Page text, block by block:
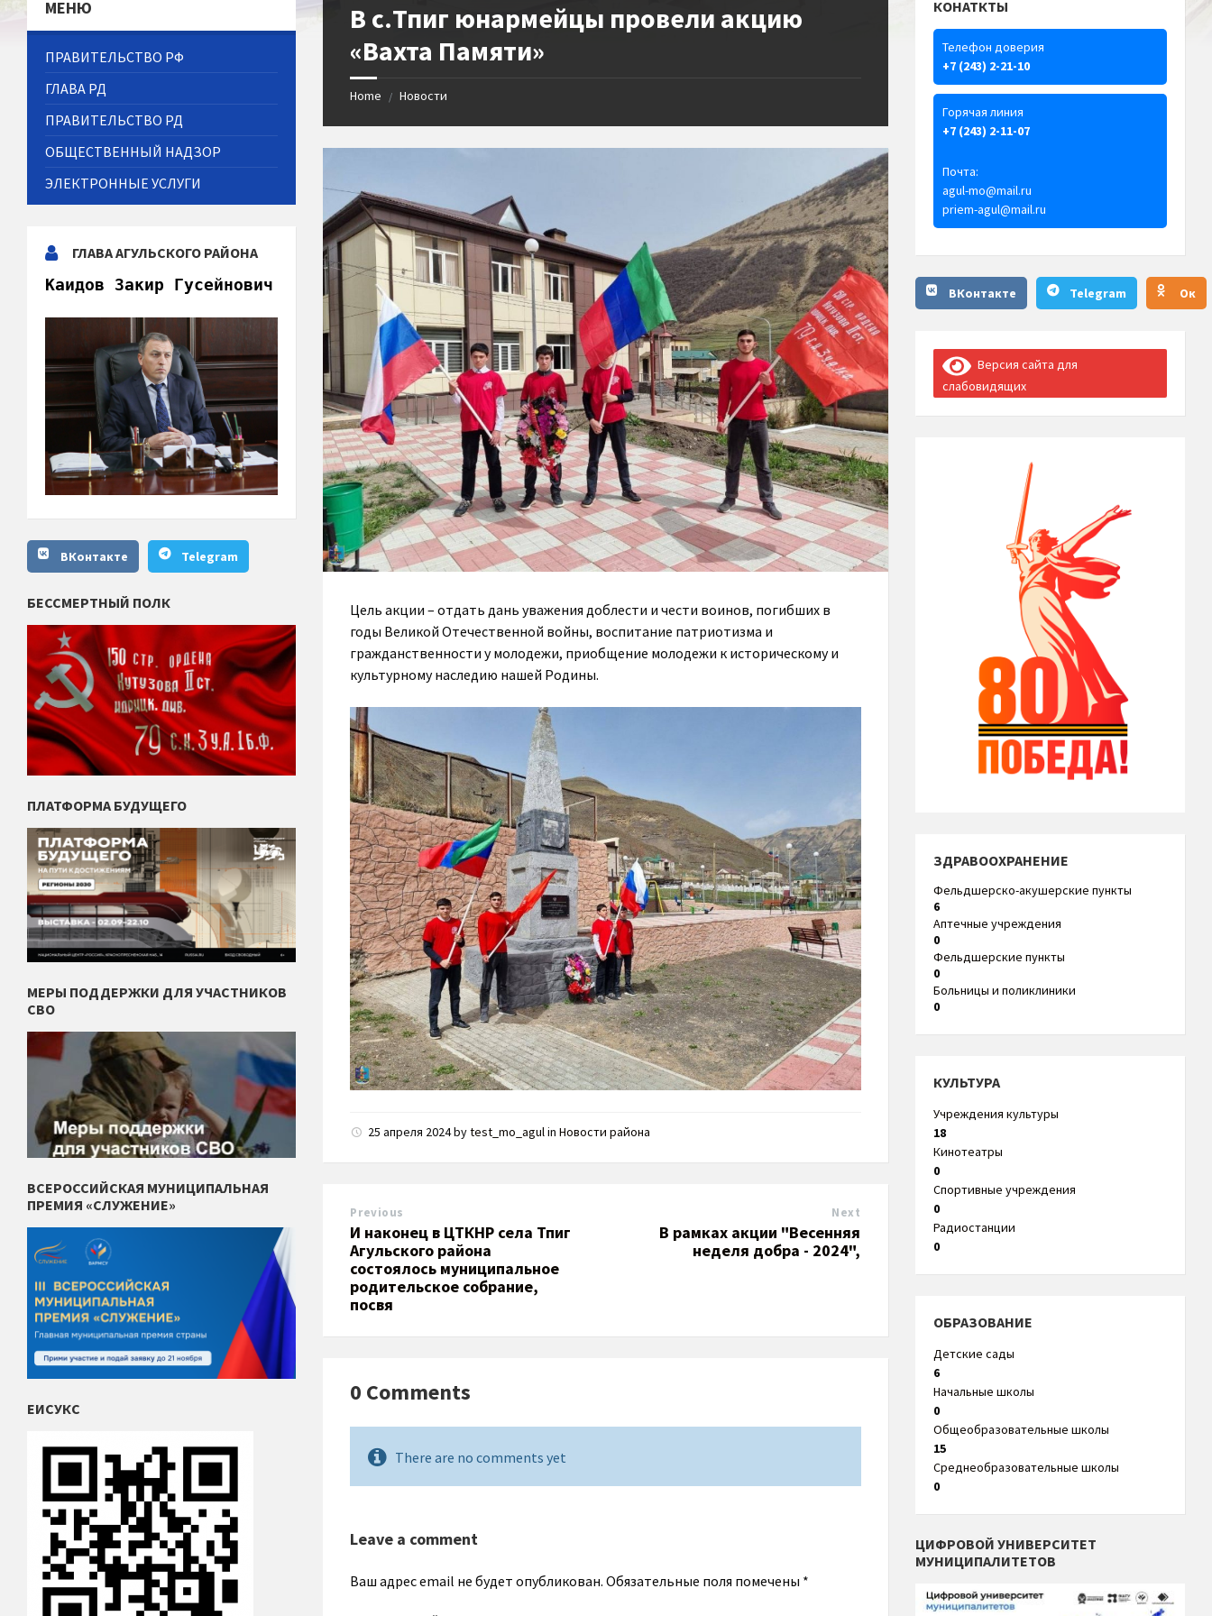
В с.Тпиг юнармейцы провели акцию
«Вахта Памяти»
Home / Новости
Цель акции – отдать дань уважения доблести и чести воинов, погибших в
годы Великой Отечественной войны, воспитание патриотизма и
гражданственности у молодежи, приобщение молодежи к историческому и
культурному наследию нашей Родины.
25 апреля 2024bytest_mo_agulinНовости района
Previous
И наконец в ЦТКНР села Тпиг
Агульского района
состоялось муниципальное
родительское собрание,
посвя
Next
В рамках акции "Весенняя
неделя добра - 2024",
0 Comments
There are no comments yet
Leave a comment
Ваш адрес email не будет опубликован. Обязательные поля помечены *
МЕНЮ
ПРАВИТЕЛЬСТВО РФ
ГЛАВА РД
ПРАВИТЕЛЬСТВО РД
ОБЩЕСТВЕННЫЙ НАДЗОР
ЭЛЕКТРОННЫЕ УСЛУГИ
ГЛАВА АГУЛЬСКОГО РАЙОНА
Каидов Закир Гусейнович
ВКонтакте Telegram
БЕССМЕРТНЫЙ ПОЛК
ПЛАТФОРМА БУДУЩЕГО
МЕРЫ ПОДДЕРЖКИ ДЛЯ УЧАСТНИКОВ
СВО
ВСЕРОССИЙСКАЯ МУНИЦИПАЛЬНАЯ
ПРЕМИЯ «СЛУЖЕНИЕ»
ЕИСУКС
КОНАТКТЫ
Телефон доверия
+7 (243) 2-21-10
Горячая линия
+7 (243) 2-11-07
Почта:
agul-mo@mail.ru
priem-agul@mail.ru
ВКонтакте Telegram Ок
Версия сайта для
слабовидящих
ЗДРАВООХРАНЕНИЕ
Фельдшерско-акушерские пункты
6
Аптечные учреждения
0
Фельдшерские пункты
0
Больницы и поликлиники
0
КУЛЬТУРА
Учреждения культуры
18
Кинотеатры
0
Спортивные учреждения
0
Радиостанции
0
ОБРАЗОВАНИЕ
Детские сады
6
Начальные школы
0
Общеобразовательные школы
15
Среднеобразовательные школы
0
ЦИФРОВОЙ УНИВЕРСИТЕТ
МУНИЦИПАЛИТЕТОВ